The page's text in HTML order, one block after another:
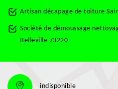
Artisan décapage de toiture
Société de démoussage
Belleville 73220
indisponible